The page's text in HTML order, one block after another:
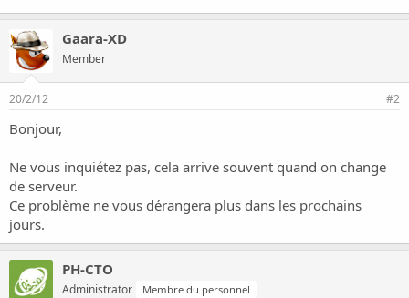
Gaara-XD
Member
20/2/12 #2
Bonjour,
Ne vous inquiétez pas, cela arrive souvent quand on change
de serveur.
Ce problème ne vous dérangera plus dans les prochains
jours.
PH-CTO
Administrator Membre du personnel